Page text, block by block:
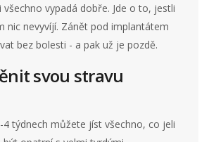
vypadá dobře. Jde o to, jestli
nic nevyvíjí. Zánět pod implantátem
bez bolesti - a pak už je pozdě.
svou stravu
4 týdnech můžete jíst všechno, co jeli